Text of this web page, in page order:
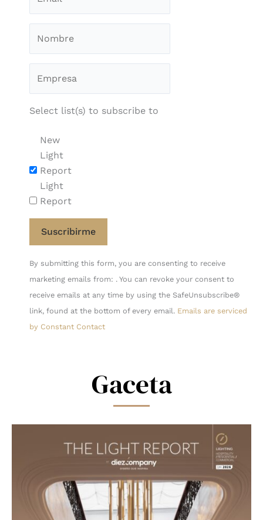
Select list(s) to subscribe to
New
Light
Report
Light
Report
Constant
Contact
Use.
Please
leave
By submitting this form, you are consenting to receive
marketing emails from: . You can revoke your consent to
receive emails at any time by using the SafeUnsubscribe®
link, found at the bottom of every email. Emails are serviced
by Constant Contact
Gaceta